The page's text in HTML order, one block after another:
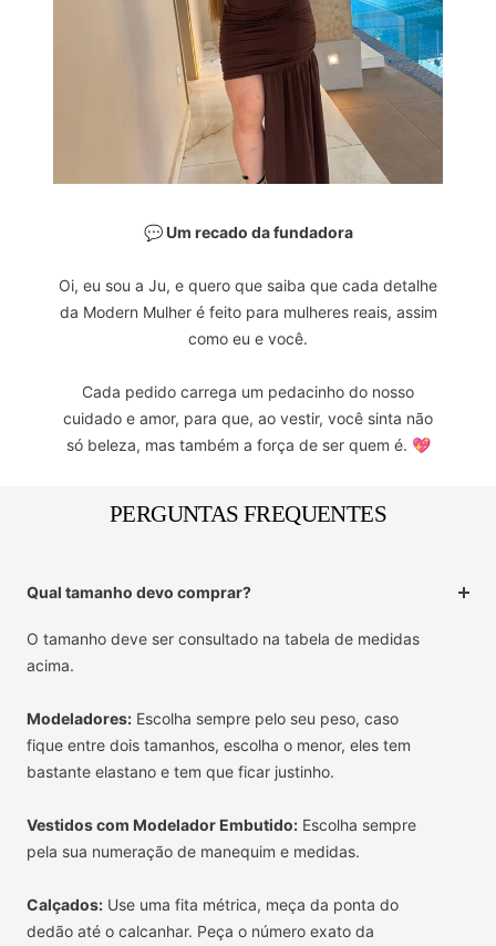
💬 Um recado da fundadora
Oi, eu sou a Ju, e quero que saiba que cada detalhe
da Modern Mulher é feito para mulheres reais, assim
como eu e você.
Cada pedido carrega um pedacinho do nosso
cuidado e amor, para que, ao vestir, você sinta não
só beleza, mas também a força de ser quem é. 💖
PERGUNTAS FREQUENTES
Qual tamanho devo comprar?
O tamanho deve ser consultado na tabela de medidas
acima.
Modeladores: Escolha sempre pelo seu peso, caso
fique entre dois tamanhos, escolha o menor, eles tem
bastante elastano e tem que ficar justinho.
Vestidos com Modelador Embutido: Escolha sempre
pela sua numeração de manequim e medidas.
Calçados: Use uma fita métrica, meça da ponta do
dedão até o calcanhar. Peça o número exato da